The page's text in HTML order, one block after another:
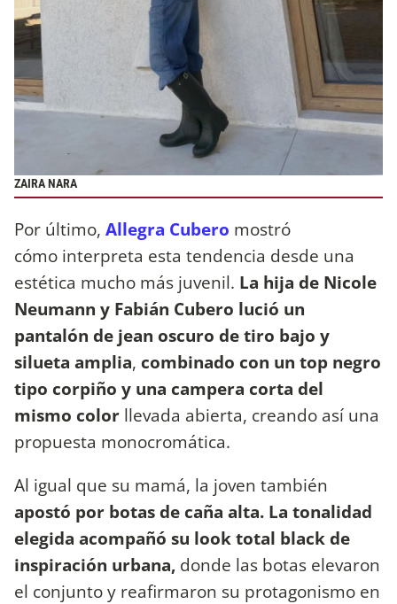
ZAIRA NARA
Por último, Allegra Cubero mostró
cómo interpreta esta tendencia desde una
estética mucho más juvenil. La hija de Nicole
Neumann y Fabián Cubero lució un
pantalón de jean oscuro de tiro bajo y
silueta amplia, combinado con un top negro
tipo corpiño y una campera corta del
mismo color llevada abierta, creando así una
propuesta monocromática.
Al igual que su mamá, la joven también
apostó por botas de caña alta. La tonalidad
elegida acompañó su look total black de
inspiración urbana, donde las botas elevaron
el conjunto y reafirmaron su protagonismo en